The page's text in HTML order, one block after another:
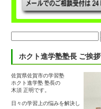
検
索:
ホクト進学塾塾長 ご挨拶
佐賀県佐賀市の学習塾
ホクト進学塾 塾長の
木須 正明です。
日々の学習上の悩みを解決し